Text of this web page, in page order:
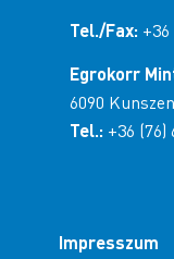
Tel./Fax: +36
Egrokorr
6090
Tel.: +36 (76)
Impresszum